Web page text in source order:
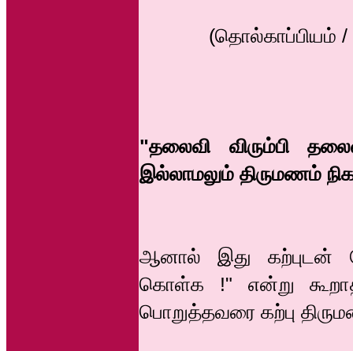
(தொல்காப்பியம் /
"தலைவி விரும்பி
இல்லாமலும் திருமணம்
ஆனால் இது கற்புடன்
கொள்க !" என்று
பொறுத்தவரை கற்பு